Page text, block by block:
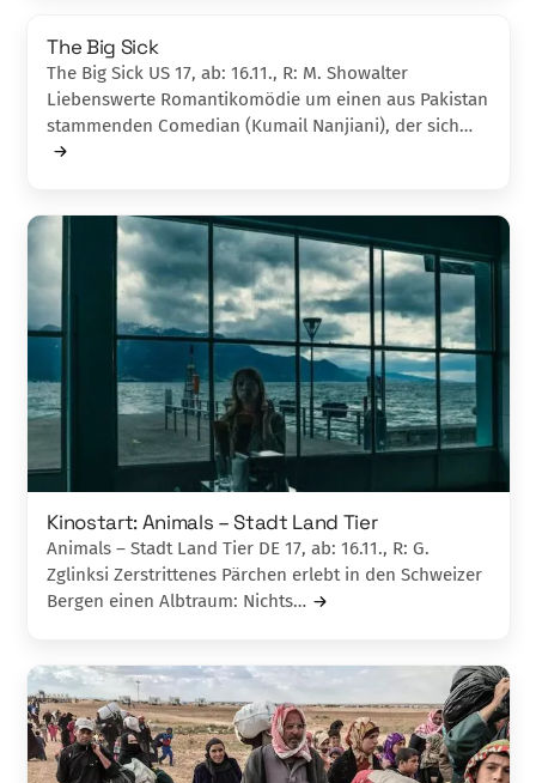
The Big Sick
The Big Sick US 17, ab: 16.11., R: M. Showalter
Liebenswerte Romantikomödie um einen aus Pakistan
stammenden Comedian (Kumail Nanjiani), der sich…
Kinostart: Animals – Stadt Land Tier
Animals – Stadt Land Tier DE 17, ab: 16.11., R: G.
Zglinksi Zerstrittenes Pärchen erlebt in den Schweizer
Bergen einen Albtraum: Nichts…